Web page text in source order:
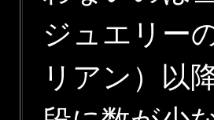
ジュエリー
リアン）以